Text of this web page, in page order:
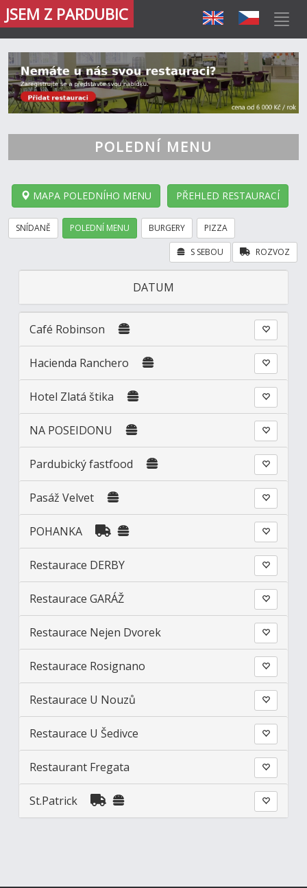
JSEM Z PARDUBIC
POLEDNÍ MENU
MAPA POLEDNÍHO MENU PŘEHLED RESTAURACÍ
SNÍDANĚ POLEDNÍ MENU BURGERY PIZZA
ROZVOZ
S SEBOU
DATUM
Café Robinson
Hacienda Ranchero
Hotel Zlatá štika
NA POSEIDONU
Pardubický fastfood
Pasáž Velvet
POHANKA
Restaurace DERBY
Restaurace GARÁŽ
Restaurace Nejen Dvorek
Restaurace Rosignano
Restaurace U Nouzů
Restaurace U Šedivce
Restaurant Fregata
St.Patrick